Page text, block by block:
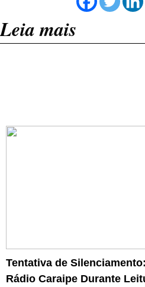
Leia mais
Tentativa de
Rádio Caraipe Durante